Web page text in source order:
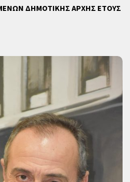
ΔΗΜΟΤΙΚΗΣ ΑΡΧΗΣ ΕΤΟΥΣ